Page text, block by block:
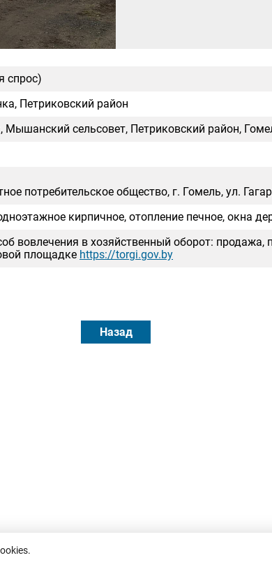
спрос)
Петриковский район
сельсовет, Петриковский район,
потребительское общество, г. Гомель, ул.
кирпичное, отопление печное, окна
вовлечения в хозяйственный оборот: продажа,
площадке https://torgi.gov.by
Назад